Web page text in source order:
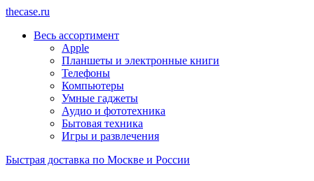
thecase.ru
Весь ассортимент
Apple
Планшеты и электронные книги
Телефоны
Компьютеры
Умные гаджеты
Аудио и фототехника
Бытовая техника
Игры и развлечения
Быстрая доставка по Москве и России